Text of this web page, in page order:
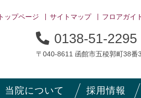
トップページ サイトマップ フロアガイ
0138-51-2295
〒040-8611 函館市五稜郭町38番
当院について 採用情報